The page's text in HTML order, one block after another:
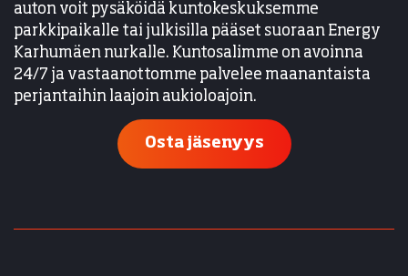
auton voit pysäköidä kuntokeskuksemme
parkkipaikalle tai julkisilla pääset suoraan Energy
Karhumäen nurkalle. Kuntosalimme on avoinna
24/7 ja vastaanottomme palvelee maanantaista
perjantaihin laajoin aukioloajoin.
Osta jäsenyys